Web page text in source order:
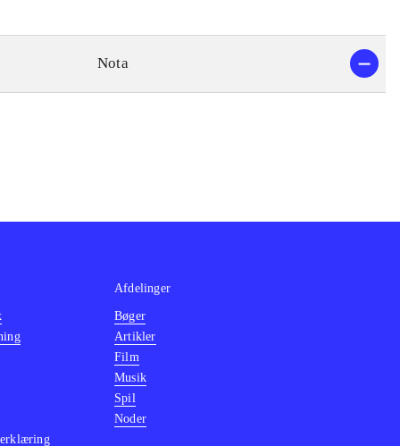
Nota
Afdelinger
Bøger
Artikler
Film
Musik
Spil
Noder